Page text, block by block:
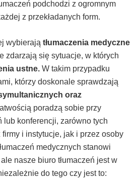
podchodzi z ogromnym
z przekładanych form.
wybierają tłumaczenia medyczne
zdarzają się sytuacje, w których
ustne. W takim przypadku
którzy doskonale sprawdzają
oraz
poradzą sobie przy
lub konferencji, zarówno tych
i instytucje, jak i przez osoby
medycznych stanowi
nasze biuro tłumaczeń jest w
do tego czy jest to: